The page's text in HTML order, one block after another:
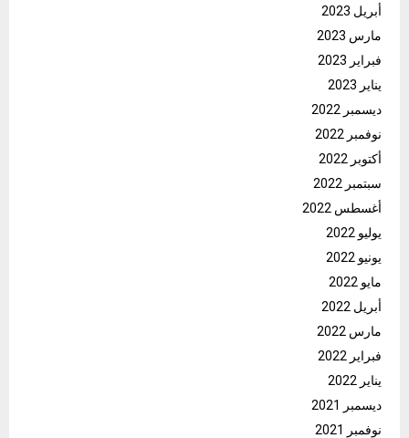
أبريل 2023
مارس 2023
فبراير 2023
يناير 2023
ديسمبر 2022
نوفمبر 2022
أكتوبر 2022
سبتمبر 2022
أغسطس 2022
يوليو 2022
يونيو 2022
مايو 2022
أبريل 2022
مارس 2022
فبراير 2022
يناير 2022
ديسمبر 2021
نوفمبر 2021